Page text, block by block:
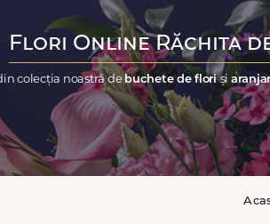
Flori Online Răchita
colecția noastră de buchete de floriși